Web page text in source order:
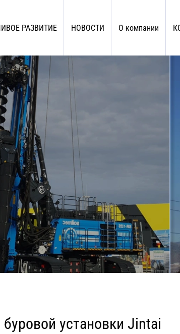
РАЗВИТИЕ НОВОСТИ О компании
установки Jintai